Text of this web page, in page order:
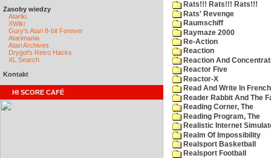
Zasoby wiedzy
Atariki
XWiki
Gury's Atari 8-bit Forever
Atarimania
Atari Archives
Drygol's Retro Hacks
XL Search
Kontakt
HI SCORE CAFÉ
Rats!!! Rats!!! Rats!!!
Rats' Revenge
Raumschiff
Raymaze 2000
Re-Action
Reaction
Reaction And
Reactor Five
Reactor-X
Read And Write In
Reader Rabbit And The
Reading Corner, The
Reading Program, The
Realistic Internet
Realm Of Impossibility
Realsport Basketball
Realsport Football